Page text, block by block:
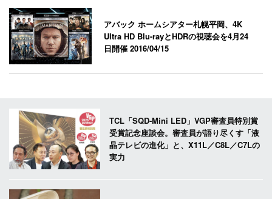
アバック ホームシアター札幌平岡、4K
Ultra HD Blu-rayとHDRの視聴会を4月24
日開催2016/04/15
TCL「SQD-Mini LED」VGP審査員特別賞
受賞記念座談会。審査員が語り尽くす「液
晶テレビの進化」と、X11L／C8L／C7Lの
実力